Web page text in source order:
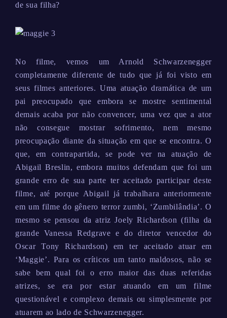
de sua filha?
No filme, vemos um Arnold Schwarzenegger
completamente diferente de tudo que já foi visto em
seus filmes anteriores. Uma atuação dramática de um
pai preocupado que embora se mostre sentimental
demais acaba por não convencer, uma vez que a ator
não consegue mostrar sofrimento, nem mesmo
preocupação diante da situação em que se encontra. O
que, em contrapartida, se pode ver na atuação de
Abigail Breslin, embora muitos defendam que foi um
grande erro de sua parte ter aceitado participar deste
filme, até porque Abigail já trabalhara anteriormente
em um filme do gênero terror zumbi, ‘Zumbilândia’. O
mesmo se pensou da atriz Joely Richardson (filha da
grande Vanessa Redgrave e do diretor vencedor do
Oscar Tony Richardson) em ter aceitado atuar em
‘Maggie’. Para os críticos um tanto maldosos, não se
sabe bem qual foi o erro maior das duas referidas
atrizes, se era por estar atuando em um filme
questionável e complexo demais ou simplesmente por
atuarem ao lado de Schwarzenegger.